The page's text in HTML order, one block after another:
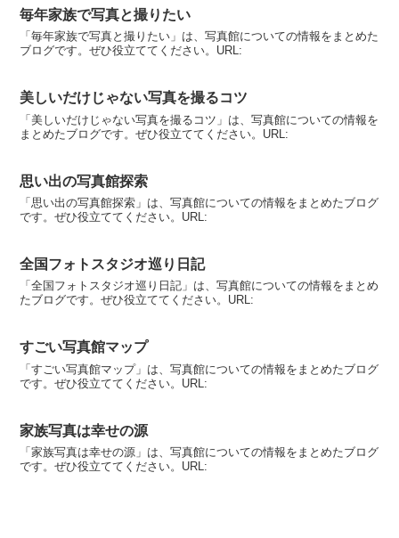
毎年家族で写真と撮りたい
「毎年家族で写真と撮りたい」は、写真館についての情報をまとめた
ブログです。ぜひ役立ててください。URL:
美しいだけじゃない写真を撮るコツ
「美しいだけじゃない写真を撮るコツ」は、写真館についての情報を
まとめたブログです。ぜひ役立ててください。URL:
思い出の写真館探索
「思い出の写真館探索」は、写真館についての情報をまとめたブログ
です。ぜひ役立ててください。URL:
全国フォトスタジオ巡り日記
「全国フォトスタジオ巡り日記」は、写真館についての情報をまとめ
たブログです。ぜひ役立ててください。URL:
すごい写真館マップ
「すごい写真館マップ」は、写真館についての情報をまとめたブログ
です。ぜひ役立ててください。URL:
家族写真は幸せの源
「家族写真は幸せの源」は、写真館についての情報をまとめたブログ
です。ぜひ役立ててください。URL: